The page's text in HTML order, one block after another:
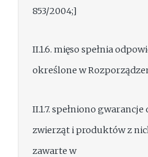
853/2004;]
II.1.6. mięso spełnia
określone w
II.1.7. spełniono
zwierząt i produktów z
zawarte w